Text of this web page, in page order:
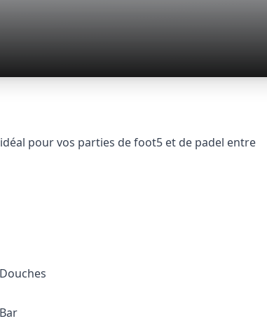
pour vos parties de foot5 et de padel entre
Douches
Bar